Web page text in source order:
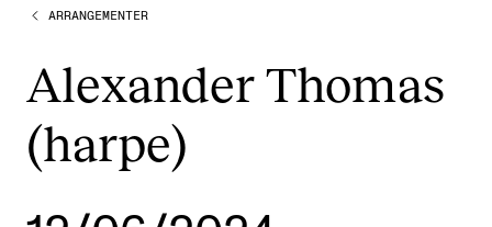
STUDIER
Bachelor
Master
Årsstudium og videreutdanning
ARRANGEMENTER
Alexander Thomas
(harpe)